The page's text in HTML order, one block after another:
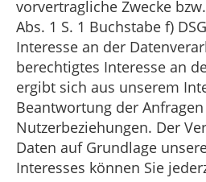
vorvertragliche Zwecke
Abs. 1 S. 1 Buchstabe f)
Interesse an der
berechtigtes Interesse an
ergibt sich aus unserem
Beantwortung der
Nutzerbeziehungen. Der
Daten auf Grundlage
Interesses können Sie